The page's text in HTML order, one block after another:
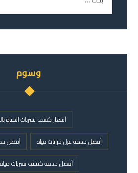
وسوم
أسعار كسف تسربات المياه
أفضل خدمة عزل خزانات مياه
أفضل
أفضل خدمة كشف تسربات مياه